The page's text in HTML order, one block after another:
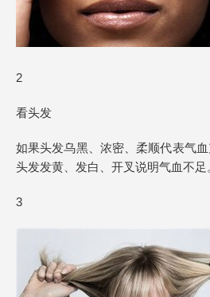
2
看头发
如果头发乌黑、浓密、柔顺代表气血
头发发黄、发白、开叉说明气血不足
3